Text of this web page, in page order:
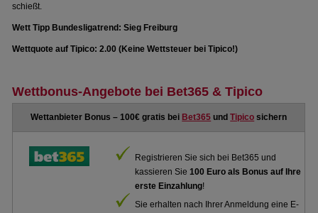
schießt.
Wett Tipp Bundesligatrend: Sieg Freiburg
Wettquote auf Tipico: 2.00 (Keine Wettsteuer bei Tipico!)
Wettbonus-Angebote bei Bet365 & Tipico
Wettanbieter Bonus – 100€ gratis bei Bet365 undTipico sichern
Registrieren Sie sich bei Bet365 und
kassieren Sie100 Euro als Bonus auf Ihre
erste Einzahlung!
Sie erhalten nach Ihrer Anmeldung eine E-